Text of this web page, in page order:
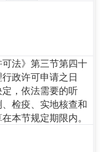
法》第三节第四十
政许可申请之日
，依法需要的听
检疫、实地核查和
本节规定期限内。